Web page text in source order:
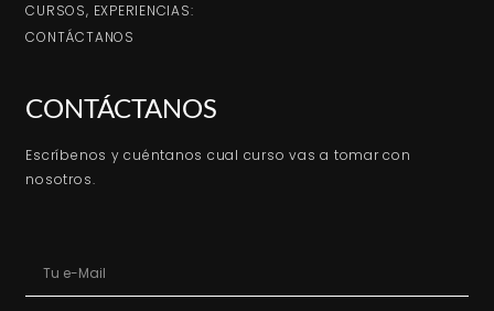
CURSOS, EXPERIENCIAS:
CONTÁCTANOS
CONTÁCTANOS
Escríbenos y cuéntanos cual curso vas a tomar con
nosotros.